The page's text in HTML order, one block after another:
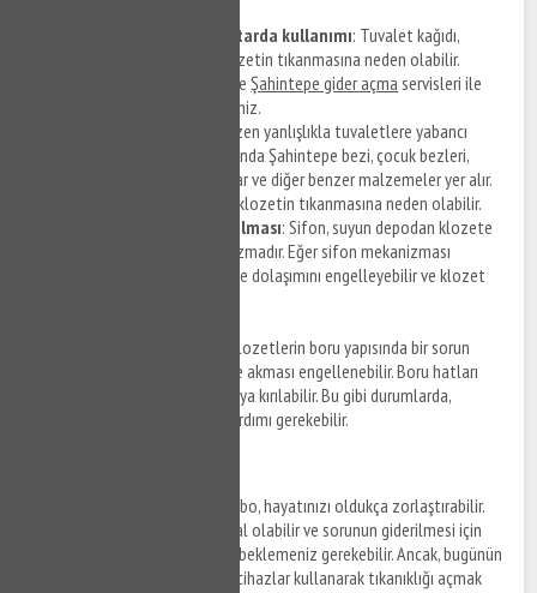
Tuvalet kağıdının fazla miktarda kullanımı: Tuvalet kağıdı,
zamanla borulara birikerek klozetin tıkanmasına neden olabilir.
veŞahintepe gider açma servisleri ile
hizmet detaylarına ulaşabilirsiniz.
: İnsanlar bazen yanlışlıkla tuvaletlere yabancı
cisimler atabilirler. Bunlar arasında Şahintepe bezi, çocuk bezleri,
hijyen pedleri, pamuklu çubuklar ve diğer benzer malzemeler yer alır.
Bu nesneler, borulara sıkışarak klozetin tıkanmasına neden olabilir.
Sifon mekanizmasının bozulması: Sifon, suyun depodan klozete
akmasını kontrol eden mekanizmadır. Eğer sifon mekanizması
bozulursa, suyun normal şekilde dolaşımını engelleyebilir ve klozet
: Klozetlerin boru yapısında bir sorun
olduğunda, suyun doğru şekilde akması engellenebilir. Boru hatları
çeşitli nedenlerle tıkanabilir veya kırılabilir. Bu gibi durumlarda,
profesyonel bir tesisatçının yardımı gerekebilir.
Tıkanmış bir tuvalet ya da lavabo, hayatınızı oldukça zorlaştırabilir.
Tesisatçı çağırmak pahalıya mal olabilir ve sorunun giderilmesi için
birkaç saat ya da hatta günler beklemeniz gerekebilir. Ancak, bugünün
teknolojisi sayesinde, robotik cihazlar kullanarak tıkanıklığı açmak